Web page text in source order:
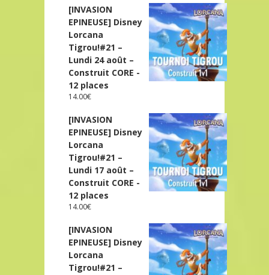
[INVASION
EPINEUSE] Disney
Lorcana
Tigrou!#21 –
Lundi 24 août –
Construit CORE -
12 places
14.00€
[INVASION
EPINEUSE] Disney
Lorcana
Tigrou!#21 –
Lundi 17 août –
Construit CORE -
12 places
14.00€
[INVASION
EPINEUSE] Disney
Lorcana
Tigrou!#21 –